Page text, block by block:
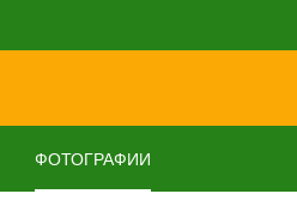
ФОТОГРАФИИ